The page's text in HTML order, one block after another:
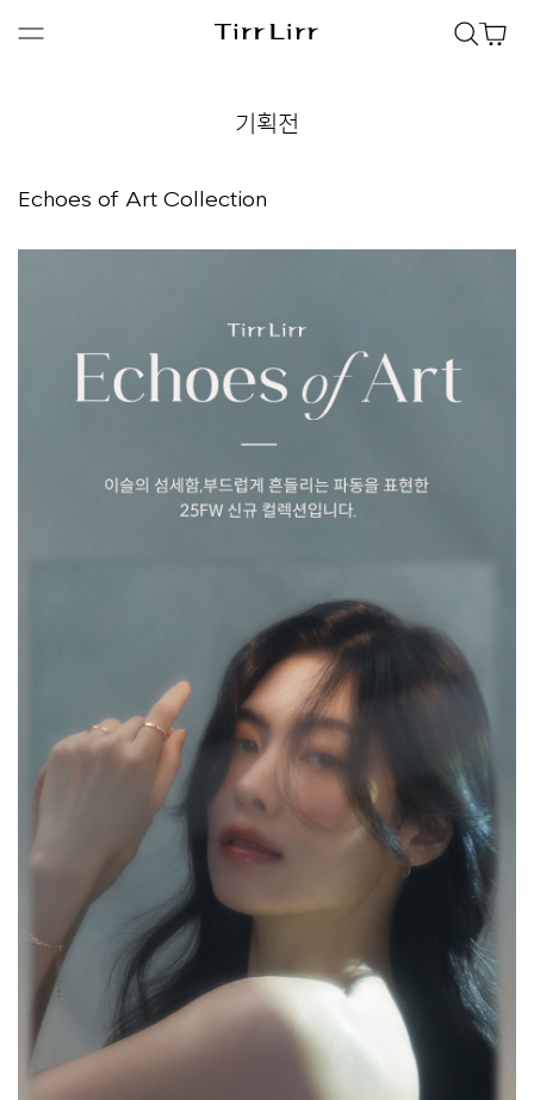
기획전
Echoes of Art Collection